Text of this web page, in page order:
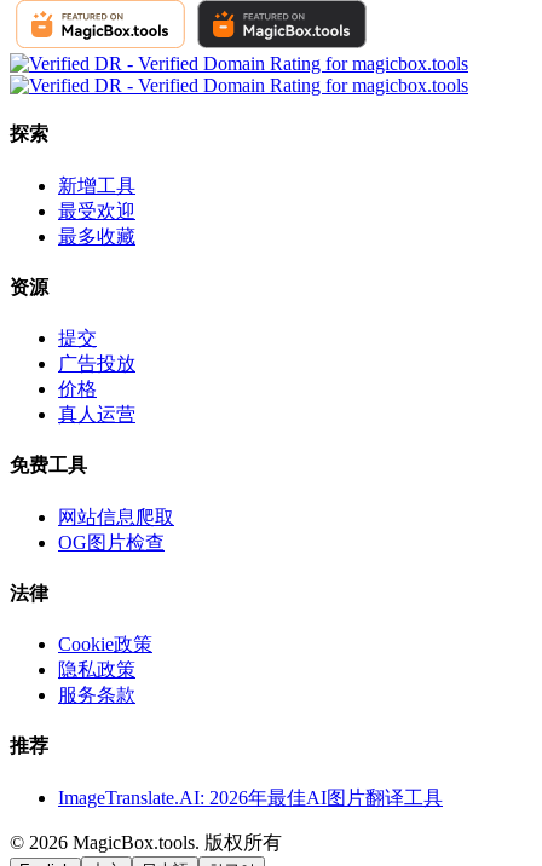
探索
新增工具
最受欢迎
最多收藏
资源
提交
广告投放
价格
真人运营
免费工具
网站信息爬取
OG图片检查
法律
Cookie政策
隐私政策
服务条款
推荐
ImageTranslate.AI: 2026年最佳AI图片翻译工具
© 2026 MagicBox.tools. 版权所有